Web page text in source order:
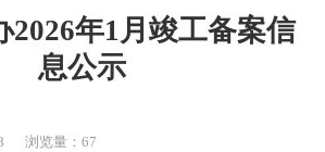
2026年1月竣工备案信
息公示
浏览量：67